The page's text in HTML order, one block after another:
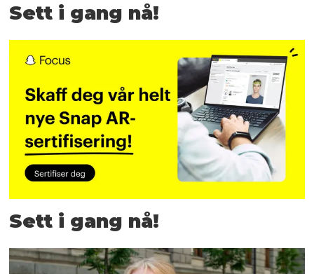
Sett i gang nå!
Sett i gang nå!